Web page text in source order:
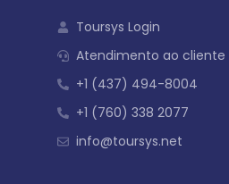
Toursys Login
Atendimento ao cliente
+1 (437) 494-8004
+1 (760) 338 2077
info@toursys.net